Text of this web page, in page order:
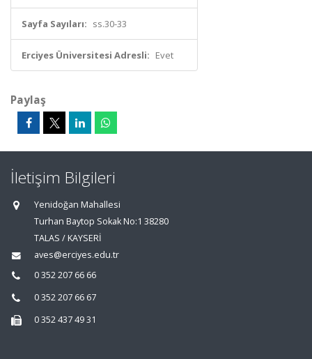
Sayfa Sayıları: ss.30-33
Erciyes Üniversitesi Adresli: Evet
Paylaş
İletişim Bilgileri
Yenidoğan Mahallesi
Turhan Baytop Sokak No:1 38280
TALAS / KAYSERİ
aves@erciyes.edu.tr
0 352 207 66 66
0 352 207 66 67
0 352 437 49 31